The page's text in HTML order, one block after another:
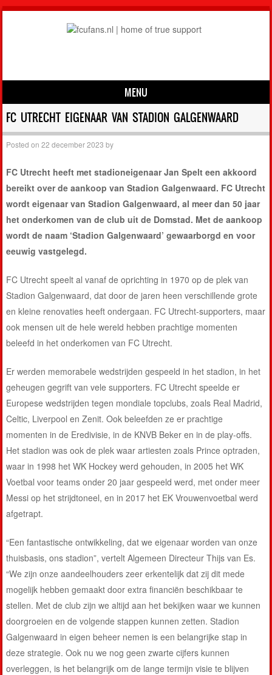
MENU
Skip to content
FC UTRECHT EIGENAAR VAN STADION GALGENWAARD
Posted on22 december 2023 by
FC Utrecht heeft met stadioneigenaar Jan Spelt een akkoord
bereikt over de aankoop van Stadion Galgenwaard. FC Utrecht
wordt eigenaar van Stadion Galgenwaard, al meer dan 50 jaar
het onderkomen van de club uit de Domstad. Met de aankoop
wordt de naam ‘Stadion Galgenwaard’ gewaarborgd en voor
eeuwig vastgelegd.
FC Utrecht speelt al vanaf de oprichting in 1970 op de plek van
Stadion Galgenwaard, dat door de jaren heen verschillende grote
en kleine renovaties heeft ondergaan. FC Utrecht-supporters, maar
ook mensen uit de hele wereld hebben prachtige momenten
beleefd in het onderkomen van FC Utrecht.
Er werden memorabele wedstrijden gespeeld in het stadion, in het
geheugen gegrift van vele supporters. FC Utrecht speelde er
Europese wedstrijden tegen mondiale topclubs, zoals Real Madrid,
Celtic, Liverpool en Zenit. Ook beleefden ze er prachtige
momenten in de Eredivisie, in de KNVB Beker en in de play-offs.
Het stadion was ook de plek waar artiesten zoals Prince optraden,
waar in 1998 het WK Hockey werd gehouden, in 2005 het WK
Voetbal voor teams onder 20 jaar gespeeld werd, met onder meer
Messi op het strijdtoneel, en in 2017 het EK Vrouwenvoetbal werd
afgetrapt.
“Een fantastische ontwikkeling, dat we eigenaar worden van onze
thuisbasis, ons stadion”, vertelt Algemeen Directeur Thijs van Es.
“We zijn onze aandeelhouders zeer erkentelijk dat zij dit mede
mogelijk hebben gemaakt door extra financiën beschikbaar te
stellen. Met de club zijn we altijd aan het bekijken waar we kunnen
doorgroeien en de volgende stappen kunnen zetten. Stadion
Galgenwaard in eigen beheer nemen is een belangrijke stap in
deze strategie. Ook nu we nog geen zwarte cijfers kunnen
overleggen, is het belangrijk om de lange termijn visie te blijven